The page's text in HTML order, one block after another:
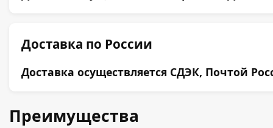
Доставка по России
Доставка осуществляется СДЭК, Почтой
Преимущества